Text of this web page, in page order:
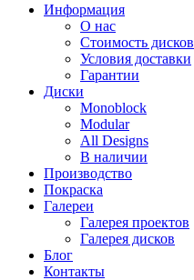
Информация
О нас
Стоимость дисков
Условия доставки
Гарантии
Диски
Monoblock
Modular
All Designs
В наличии
Производство
Покраска
Галереи
Галерея проектов
Галерея дисков
Блог
Контакты